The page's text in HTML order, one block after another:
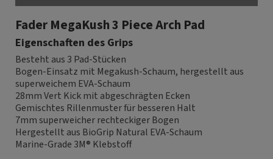
Fader MegaKush 3 Piece Arch Pad
Eigenschaften des Grips
Besteht aus 3 Pad-Stücken
Bogen-Einsatz mit Megakush-Schaum, hergestellt aus
superweichem EVA-Schaum
28mm Vert Kick mit abgeschrägten Ecken
Gemischtes Rillenmuster für besseren Halt
7mm superweicher rechteckiger Bogen
Hergestellt aus BioGrip Natural EVA-Schaum
Marine-Grade 3M® Klebstoff